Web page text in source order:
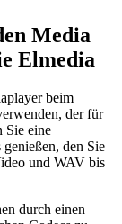
Media
Elmedia
beim
der für
Sie eine
den Sie
und WAV bis
durch einen